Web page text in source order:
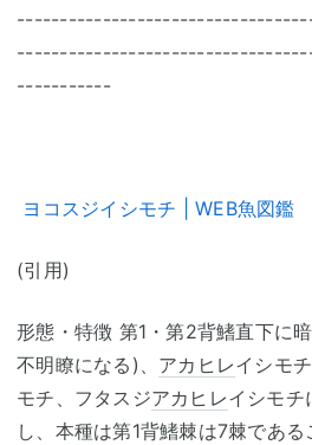
-----------
ヨコスジイシモチ | WEB魚図鑑
(引用)
形態・特徴 第1・第2背鰭直下に
不明瞭になる)、 アカヒレイシモチ
モチ、フタスジアカヒレイシモチ
し、本種は第1背鰭棘は7棘であ